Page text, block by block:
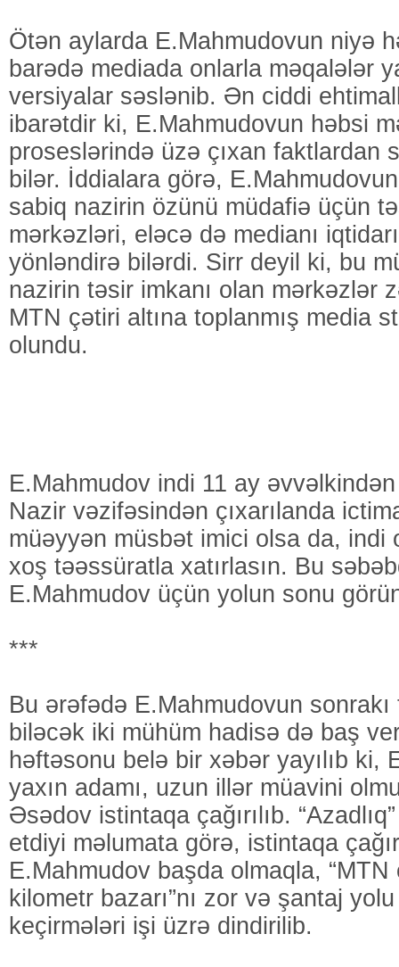
Ötən aylarda E.Mahmudovun niyə
barədə mediada onlarla məqalələr
versiyalar səslənib. Ən ciddi
ibarətdir ki, E.Mahmudovun həbsi
proseslərində üzə çıxan faktlardan
bilər. İddialara görə,
sabiq nazirin özünü müdafiə üçün
mərkəzləri, eləcə də medianı
yönləndirə bilərdi. Sirr deyil ki, bu
nazirin təsir imkanı olan mərkəzlər
MTN çətiri altına toplanmış media
olundu.
E.Mahmudov indi 11 ay
Nazir vəzifəsindən çıxarılanda
müəyyən müsbət imici olsa da, indi
xoş təəssüratla xatırlasın. Bu
E.Mahmudov üçün yolun sonu
***
Bu ərəfədə E.Mahmudovun
biləcək iki mühüm hadisə də baş
həftəsonu belə bir xəbər yayılıb ki,
yaxın adamı, uzun illər müavini
Əsədov istintaqa çağırılıb.
etdiyi məlumata görə, istintaqa
E.Mahmudov başda olmaqla, “MTN
kilometr bazarı”nı zor və şantaj
keçirmələri işi üzrə dindirilib.